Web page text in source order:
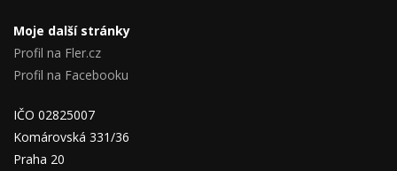
Moje další stránky
Profil na Fler.cz
Profil na Facebooku
IČO 02825007
Komárovská 331/36
Praha 20